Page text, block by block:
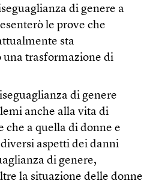
di genere a
le prove che
sta
una trasformazione di
di genere
anche alla vita di
che a quella di donne e
aspetti dei danni
di genere,
la situazione delle donne